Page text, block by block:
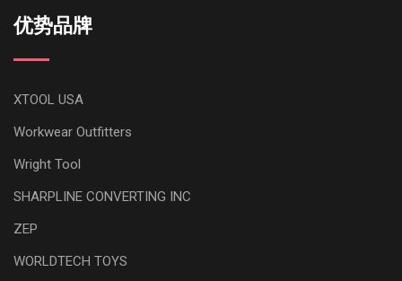
优势品牌
XTOOL USA
Workwear Outfitters
Wright Tool
SHARPLINE CONVERTING INC
ZEP
WORLDTECH TOYS